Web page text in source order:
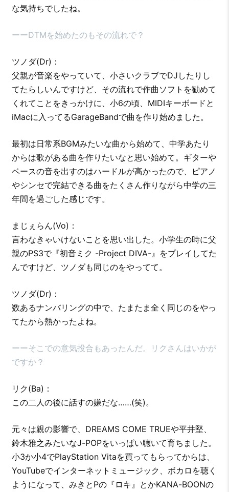
な気持ちでしたね。
ーーDTMを始めたのもその流れで？
ツノダ(Dr)：
父親が音楽をやっていて、小さいクラブでDJしたりし
てたらしいんですけど、その流れで作曲ソフトを勧めて
くれてことをきっかけに、小6の頃、MIDIキーボードと
iMacに入ってるGarageBandで曲を作り始めました。
最初は日常系BGMみたいな曲から始めて、中学あたり
からは歌がある曲を作りたいなと思い始めて。ギターや
ベースの音を出すのはハードルが高かったので、ピアノ
やシンセで完結できる曲をたくさん作りながら中学の三
年間を過ごした感じです。
まじぇらん(Vo)：
言わなきゃいけないことを思い出した。小学生の時に父
親のPS3で『初音ミク -Project DIVA-』をプレイしてた
んですけど、ツノダも同じのをやってて。
ツノダ(Dr)：
数あるナンバリングの中で、たまたま全く同じのをやっ
てたから熱かったよね。
ーーそこでの意気投合もあったんだ。リクさんはいかが
ですか？
リク(Ba)：
この二人の後に話すの嫌だな……(笑)。
元々は親の影響で、DREAMS COME TRUEや平井堅、
鈴木雅之みたいなJ-POPをいっぱい聴いて育ちました。
小3か小4でPlayStation Vitaを買ってもらってからは、
YouTubeでインターネットミュージック、ボカロを聴く
ようになって、みきとPの『ロキ』とかKANA-BOONの